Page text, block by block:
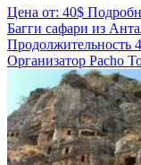
Цена от: 40$
Багги сафари из
Продолжительность
Организатор Pacho